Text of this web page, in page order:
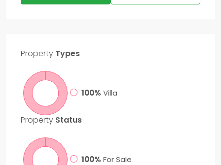
Property Types
100% Villa
Property Status
100% For Sale